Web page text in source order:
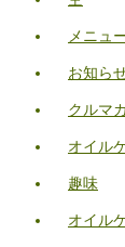
メニュ
お知ら
クルマ
オイル
趣味
オイル